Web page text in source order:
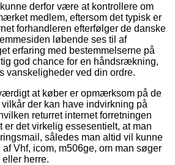
derfor være at kontrollere om
medlem, eftersom det typisk er
forhandleren efterfølger de danske
løbende ses til af
erfaring med bestemmelserne på
god chance for en håndsrækning,
vanskeligheder ved din ordre.
at køber er opmærksom på de
der kan have indvirkning på
returret internet forretningen
er det virkelig essesentielt, at man
således man altid vil kunne
Vhf, icom, m506ge, om man søger
herre.